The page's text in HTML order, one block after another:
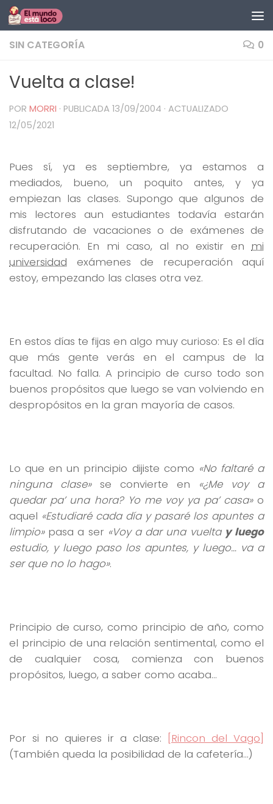
Saltar al contenido
SIN CATEGORÍA 0
Vuelta a clase!
POR MORRI · PUBLICADA 13/09/2004 · ACTUALIZADO
12/05/2021
Pues sí, ya es septiembre, ya estamos a
mediados, bueno, un poquito antes, y ya
empiezan las clases. Supongo que algunos de
mis lectores aun estudiantes todavía estarán
disfrutando de vacaciones o de exámenes de
recuperación. En mi caso, al no existir en mi
universidad exámenes de recuperación aquí
estoy, empezando las clases otra vez.
En estos días te fijas en algo muy curioso: Es el día
que más gente verás en el campus de la
facultad. No falla. A principio de curso todo son
buenos propósitos que luego se van volviendo en
despropósitos en la gran mayoría de casos.
Lo que en un principio dijiste como «No faltaré a
ninguna clase»se convierte en «¿Me voy a
quedar pa’ una hora? Yo me voy ya pa’ casa»o
aquel «Estudiaré cada día y pasaré los apuntes a
limpio»pasa a ser «Voy a dar una vuelta y luego
estudio, y luego paso los apuntes, y luego… va a
ser que no lo hago».
Principio de curso, como principio de año, como
el principio de una relación sentimental, como el
de cualquier cosa, comienza con buenos
propósitos, luego, a saber como acaba…
Por si no quieres ir a clase: [Rincon del Vago]
(También queda la posibilidad de la cafetería…)